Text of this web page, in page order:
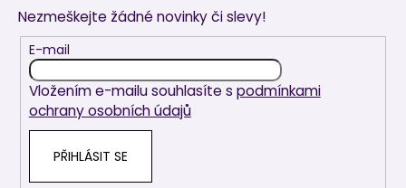
Nezmeškejte žádné novinky či slevy!
E-mail
Vložením e-mailu souhlasíte s podmínkami
ochrany osobních údajů
PŘIHLÁSIT SE